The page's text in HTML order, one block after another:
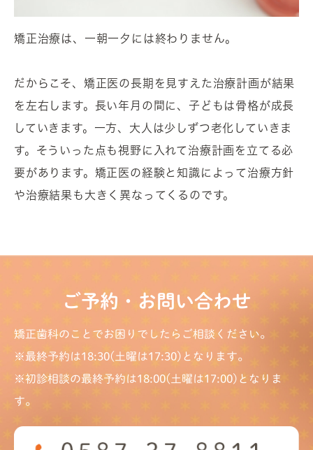
矯正治療は、一朝一夕には終わりません。
だからこそ、矯正医の長期を見すえた治療計画が結果
を左右します。長い年月の間に、子どもは骨格が成長
していきます。一方、大人は少しずつ老化していきま
す。そういった点も視野に入れて治療計画を立てる必
要があります。矯正医の経験と知識によって治療方針
や治療結果も大きく異なってくるのです。
ご予約・お問い合わせ
矯正歯科のことでお困りでしたらご相談ください。
※最終予約は18:30(土曜は17:30)となります。
※初診相談の最終予約は18:00(土曜は17:00)となりま
す。